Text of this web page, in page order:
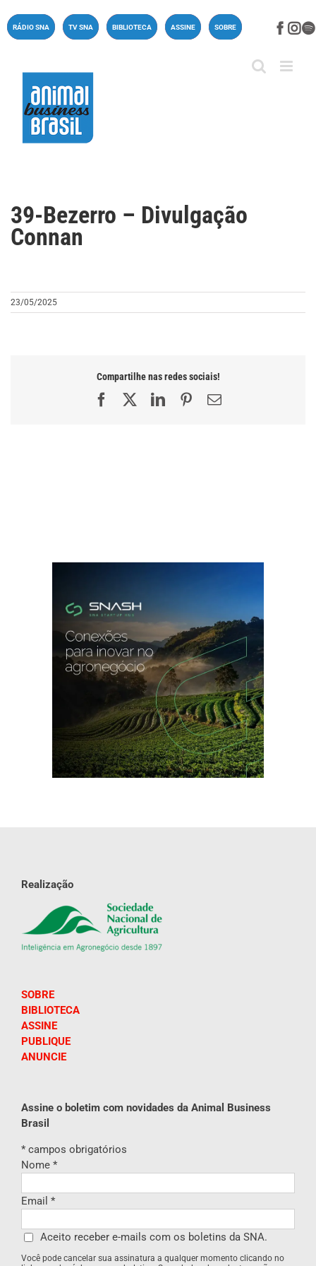
paraRÁDIO SNA TV SNA BIBLIOTECA ASSINE SOBRE
39-Bezerro – Divulgação
Connan
23/05/2025
Compartilhe nas redes sociais!
FacebookLinkedInPinterest
E-
Realização
SOBRE
BIBLIOTECA
ASSINE
PUBLIQUE
ANUNCIE
Assine o boletim com novidades da Animal Business
Brasil
* campos obrigatórios
Nome *
Email *
Aceito receber e-mails com os boletins da SNA.
Você pode cancelar sua assinatura a qualquer momento clicando no